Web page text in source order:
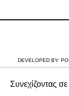
DEVELOPED BY:
Συνεχίζοντας